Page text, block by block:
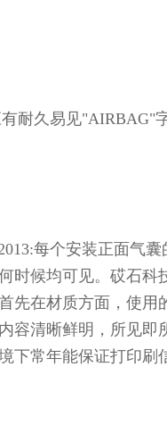
耐久易见"AIRBAG"
每个安装正面气囊
时候均可见。砹石科
先在材质方面，使
容清晰鲜明，所见
下常年能保证打印刷